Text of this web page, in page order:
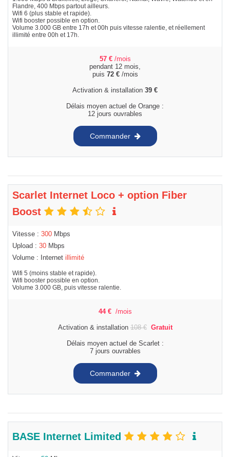
Flandre, 400 Mbps partout ailleurs.
Wifi 6 (plus stable et rapide).
Wifi booster possible en option.
Volume 3.000 GB entre 17h et 00h puis vitesse ralentie, et réellement
illimité entre 00h et 17h.
57 € /mois
pendant 12 mois,
puis 72 €/mois
Activation & installation 39 €
Délais moyen actuel de Orange :
12 jours ouvrables
Commander
Scarlet Internet Loco + option Fiber
Boost
Vitesse : 300 Mbps
Upload : 30 Mbps
Volume : Internet illimité
Wifi 5 (moins stable et rapide).
Wifi booster possible en option.
Volume 3.000 GB, puis vitesse ralentie.
44 € /mois
Activation & installation108€ Gratuit
Délais moyen actuel de Scarlet :
7 jours ouvrables
Commander
BASE Internet Limited